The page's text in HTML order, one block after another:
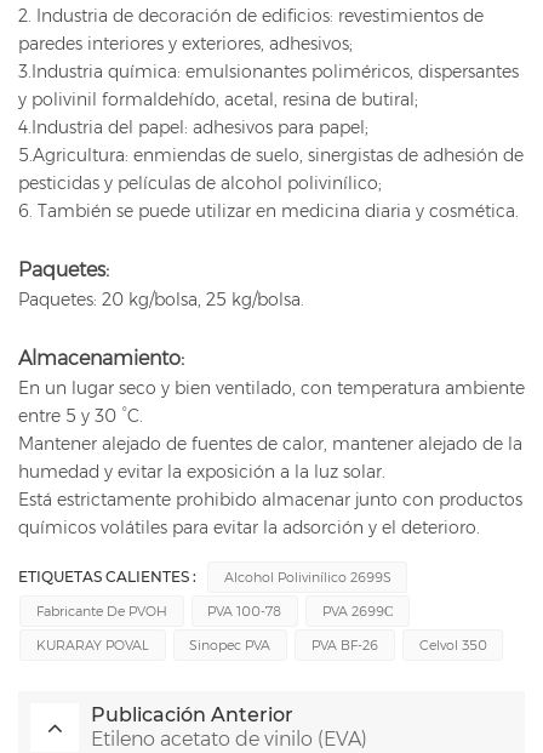
2. Industria de decoración de edificios: revestimientos de
paredes interiores y exteriores, adhesivos;
3.Industria química: emulsionantes poliméricos, dispersantes
y polivinil formaldehído, acetal, resina de butiral;
4.Industria del papel: adhesivos para papel;
5.Agricultura: enmiendas de suelo, sinergistas de adhesión de
pesticidas y películas de alcohol polivinílico;
6. También se puede utilizar en medicina diaria y cosmética.
Paquetes:
Paquetes: 20 kg/bolsa, 25 kg/bolsa.
Almacenamiento:
En un lugar seco y bien ventilado, con temperatura ambiente
entre 5 y 30 °C.
Mantener alejado de fuentes de calor, mantener alejado de la
humedad y evitar la exposición a la luz solar.
Está estrictamente prohibido almacenar junto con productos
químicos volátiles para evitar la adsorción y el deterioro.
ETIQUETAS CALIENTES :
Alcohol Polivinílico 2699S
Fabricante De PVOH
PVA 100-78
PVA 2699С
KURARAY POVAL
Sinopec PVA PVA BF-26 Celvol 350
Publicación Anterior
Etileno acetato de vinilo (EVA)